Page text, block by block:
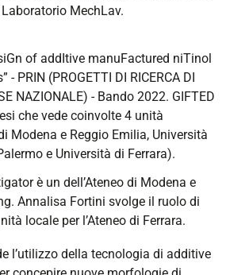
MechLav.
of addItive manuFactured niTinol
- PRIN (PROGETTI DI RICERCA DI
NAZIONALE) - Bando 2022. GIFTED
che vede coinvolte 4 unità
Modena e Reggio Emilia, Università
e Università di Ferrara).
è un dell’Ateneo di Modena e
Annalisa Fortini svolge il ruolo di
locale per l’Ateneo di Ferrara.
l’utilizzo della tecnologia di additive